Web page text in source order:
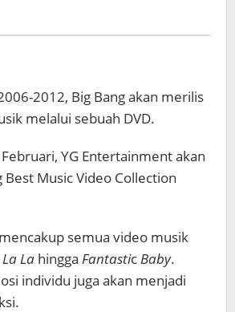
2012, Big Bang akan merilis
melalui sebuah DVD.
YG Entertainment akan
Best Music Video Collection
semua video musik
La hingga FantasticBaby.
individu juga akan menjadi